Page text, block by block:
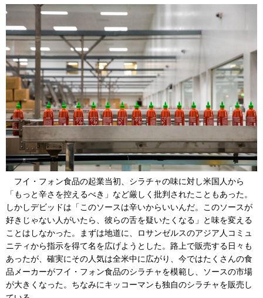
フイ・フォン食品の起業当初、シラチャの味に対し米国人から
「もっと辛さを控えるべき」など厳しく批判されたこともあった。
しかしデビッドは「このソースは辛いからいいんだ。このソースが
好きじゃない人がいたら、彼らの舌を疑いたくなる」と味を変える
ことはしなかった。まずは地道に、ロサンゼルスのアジア人コミュ
ニティから指示を得て名を広げようとした。路上で販売する日々も
あったが、確実にその人気は全米中に広がり、今ではたくさんの食
品メーカーがフイ・フォン食品のシラチャを模範し、ソースの市場
が大きくなった。ちなみにキッコーマンも独自のシラチャを販売し